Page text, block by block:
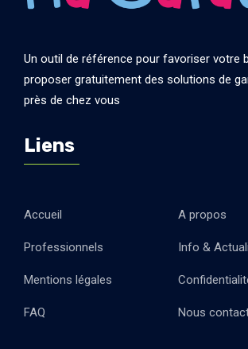
Un outil de référence pour favoriser votre
proposer gratuitement des solutions de
près de chez vous
Liens
Accueil A propos
Professionnels Info &
Mentions légales
FAQ Nous